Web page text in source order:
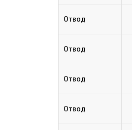
Отвод
Отвод
Отвод
Отвод